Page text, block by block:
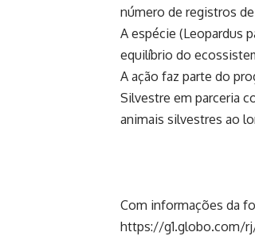
número de registros
A espécie (Leopardus
equilíbrio do
A ação faz parte do
Silvestre em parceria
animais silvestres ao
Com informações da
https://g1.globo.com/